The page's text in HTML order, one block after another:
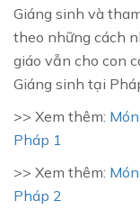
Giáng sinh và
theo những cách
giáo vẫn cho con
Giáng sinh tại
>> Xem thêm:
Pháp 1
>> Xem thêm:
Pháp 2